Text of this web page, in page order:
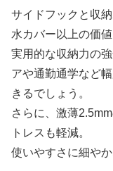
サイドフックと収
水カバー以上の価
実用的な収納力の
アや通勤通学など
きるでしょう。
さらに、激薄
トレスも軽減。
使いやすさに細や